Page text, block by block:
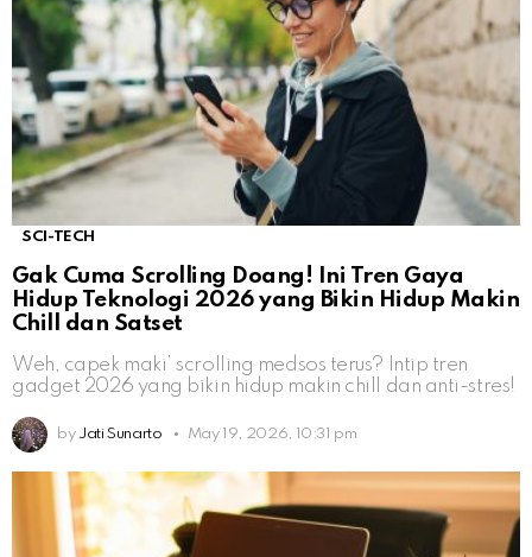
SCI-TECH
Gak Cuma Scrolling Doang! Ini Tren Gaya
Hidup Teknologi 2026 yang Bikin Hidup Makin
Chill dan Satset
Weh, capek maki’ scrolling medsos terus? Intip tren
gadget 2026 yang bikin hidup makin chill dan anti-stres!
by Jati Sunarto May 19, 2026, 10:31 pm